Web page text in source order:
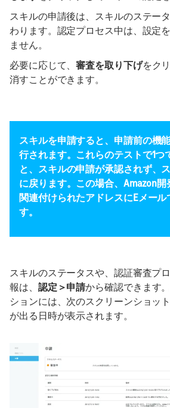
スキルの申請後は、スキルのステー
わります。認定プロセス中は、設定
ません。
必要に応じて、審査を取り下げをク
消すことができます。
スキルを申請すると、申請前の機
行されます。これらのテストで1つ
と、スキルの申請が承認されず、
に戻ります。この場合、Amazon
関連付けられたアドレスにEメー
す。
スキルのステータスや、認証審査プ
報は、 認定＞申請から確認できます
ションには、次のスクリーンショッ
が出る日時が表示されます。